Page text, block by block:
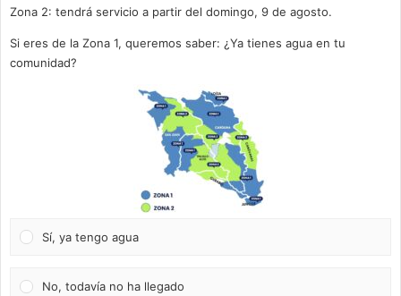
Zona 2: tendrá servicio a partir del domingo, 9 de agosto.
Si eres de la Zona 1, queremos saber: ¿Ya tienes agua en tu
comunidad?
Sí, ya tengo agua
No, todavía no ha llegado